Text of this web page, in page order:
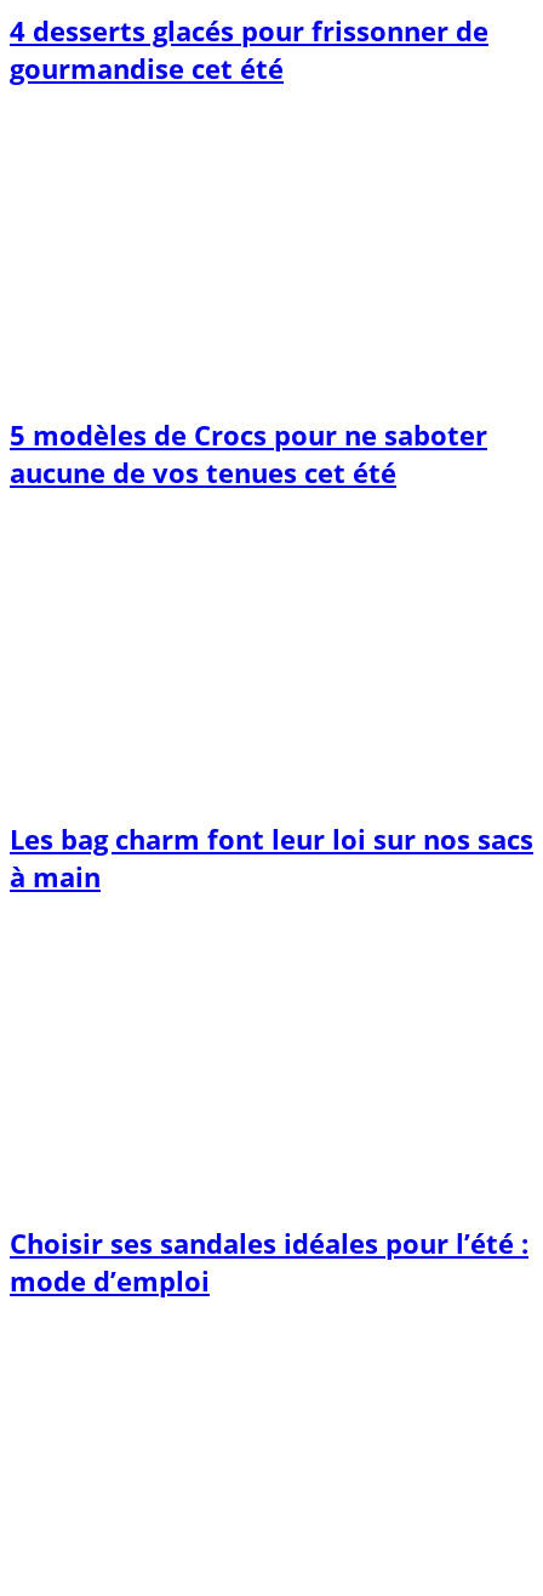
4 desserts glacés pour frissonner de
gourmandise cet été
5 modèles de Crocs pour ne saboter
aucune de vos tenues cet été
Les bag charm font leur loi sur nos sacs
à main
Choisir ses sandales idéales pour l’été :
mode d’emploi